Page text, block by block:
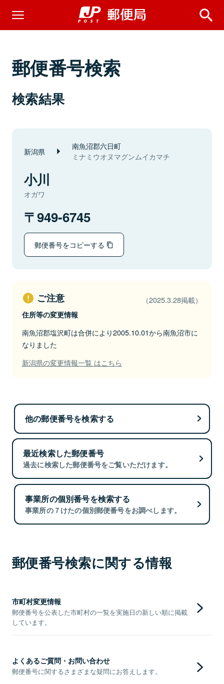
郵便番号検索
検索結果
新潟県 南魚沼郡六日町
ミナミウオヌマグンムイカマチ
小川
オガワ
949-6745
郵便番号をコピーする
ご注意 （2025.3.28掲載）
住所等の変更情報
南魚沼郡塩沢町は合併により2005.10.01から南魚沼市に
なりました
新潟県の変更情報一覧 はこちら
他の郵便番号を検索する
最近検索した郵便番号
過去に検索した郵便番号をご覧いただけます。
事業所の個別番号を検索する
事業所の７けたの個別郵便番号をお調べします。
郵便番号検索に関する情報
市町村変更情報
郵便番号を公表した市町村の一覧を実施日の新しい順に掲載
しています。
よくあるご質問・お問い合わせ
郵便番号に関するさまざまな疑問にお答えします。